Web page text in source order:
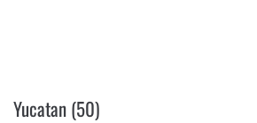
Yucatan (50)